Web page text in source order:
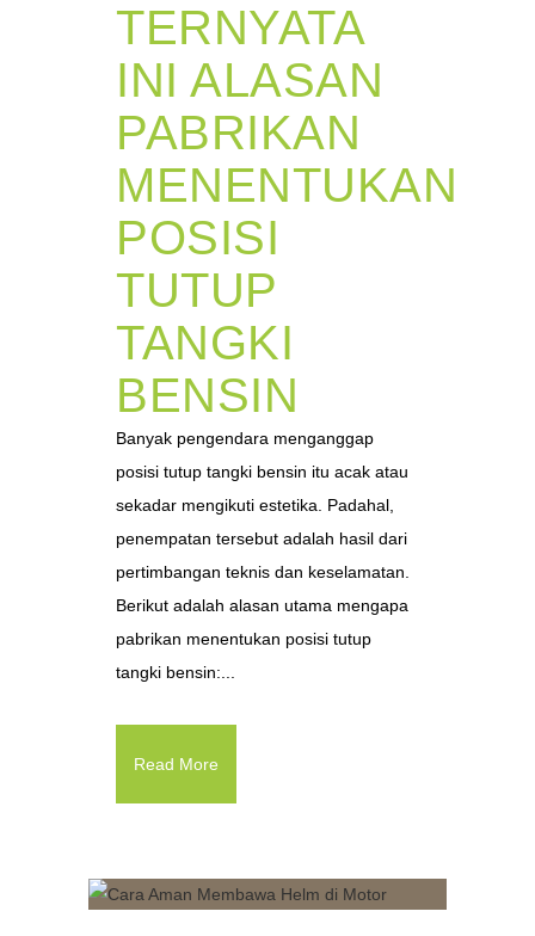
TERNYATA
INI ALASAN
PABRIKAN
MENENTUKAN
POSISI
TUTUP
TANGKI
BENSIN
Banyak pengendara menganggap
posisi tutup tangki bensin itu acak atau
sekadar mengikuti estetika. Padahal,
penempatan tersebut adalah hasil dari
pertimbangan teknis dan keselamatan.
Berikut adalah alasan utama mengapa
pabrikan menentukan posisi tutup
tangki bensin:...
Read More